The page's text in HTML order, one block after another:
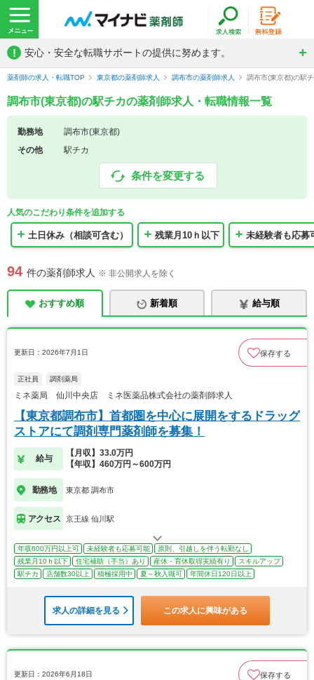
! 安心・安全な転職サポートの提供に努めます。
薬剤師の求人・転職TOP 東京都の薬剤師求人 調布市の薬剤師求人 調布市(東京都)の駅
調布市(東京都)の駅チカの薬剤師求人・転職情報一覧
勤務地
調布市(東京都)
その他
駅チカ
条件を変更する
人気のこだわり条件を追加する
土日休み（相談可含む） 残業月10ｈ以下 未経験者も応募
94 件の薬剤師求人 ※ 非公開求人を除く
おすすめ順 新着順 給与順
更新日：2026年7月1日 保存する
正社員 調剤薬局
ミネ薬局 仙川中央店 ミネ医薬品株式会社の薬剤師求人
【東京都調布市】首都圏を中心に展開をするドラッグ
ストアにて調剤専門薬剤師を募集！
給与
【月収】33.0万円
【年収】460万円～600万円
勤務地 東京都 調布市
アクセス 京王線 仙川駅
年収600万円以上可 未経験者も応募可能
原則、引越しを伴う転勤なし
残業月10ｈ以下
住宅補助（手当）あり 産休・育休取得実績有り
スキルアップ
駅チカ
店舗数30以上 積極採用中 夏～秋入職可 年間休日120日以上
求人の詳細を見る この求人に興味がある
更新日：2026年6月18日 保存する